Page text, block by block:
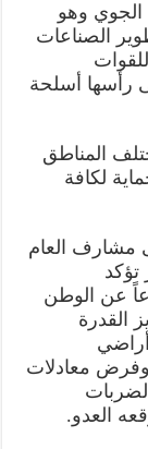
الجوي وهو
الصناعات
رأسها أسلحة
المناطق
لكافة
مشارف العام
تؤكد
عن الوطن
القدرة
وفرض معادلات
العدو.